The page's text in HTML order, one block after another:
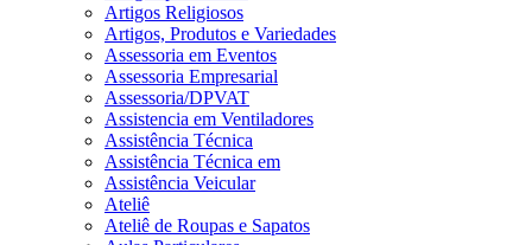
Artigos Religiosos
Artigos, Produtos e Variedades
Assessoria em Eventos
Assessoria Empresarial
Assessoria/DPVAT
Assistencia em Ventiladores
Assistência Técnica
Assistência Técnica em
Assistência Veicular
Ateliê
Ateliê de Roupas e Sapatos